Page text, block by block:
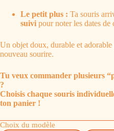
Tu reçois
tu ne le vois pas, vérifie
Pour les personnalisés :
⏳ Comment suivre
Un numéro de suivi
l’expédition.
Le petit plus : Ta souris
suivi pour noter les dates de
Un objet doux, durable et
nouveau sourire.
Tu veux commander plusieurs
?
Choisis chaque souris
ton panier !
Choix du modèle